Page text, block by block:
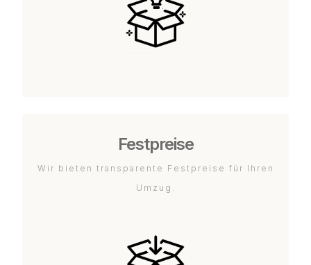
Festpreise
Wir bieten transparente Festpreise für Ihren
Umzug.